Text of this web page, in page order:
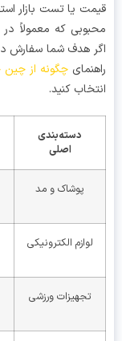
یا تست بازار
که معمولاً در
هدف شما سفارش در
چگونه از چین خرید
کنید.
دسته‌بندی
پوشاک و مد
لوازم الکترونیکی
تجهیزات ورزشی